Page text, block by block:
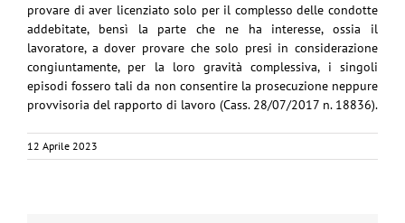
provare di aver licenziato solo per il complesso delle condotte
addebitate, bensì la parte che ne ha interesse, ossia il
lavoratore, a dover provare che solo presi in considerazione
congiuntamente, per la loro gravità complessiva, i singoli
episodi fossero tali da non consentire la prosecuzione neppure
provvisoria del rapporto di lavoro (Cass. 28/07/2017 n. 18836).
12 Aprile 2023